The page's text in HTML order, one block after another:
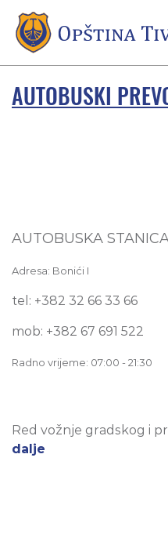
AUTOBUSKI
AUTOBUSKA
Adresa: Bonići I
tel: +382 32 66 33 66
mob: +382 67 691 522
Radno vrijeme: 07:00 - 21:30
Red vožnje gradskog i
dalje